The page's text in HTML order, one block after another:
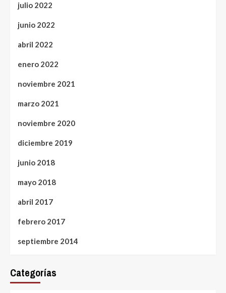
julio 2022
junio 2022
abril 2022
enero 2022
noviembre 2021
marzo 2021
noviembre 2020
diciembre 2019
junio 2018
mayo 2018
abril 2017
febrero 2017
septiembre 2014
Categorías